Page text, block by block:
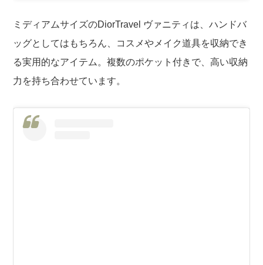
ミディアムサイズのDiorTravel ヴァニティは、ハンドバ
ッグとしてはもちろん、コスメやメイク道具を収納でき
る実用的なアイテム。複数のポケット付きで、高い収納
力を持ち合わせています。